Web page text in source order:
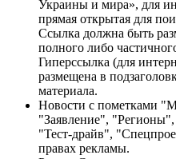
Украины и мира», для
прямая открытая для
Ссылка должна быть
полного либо
Гиперссылка (для
размещена в
материала.
Новости с пометками
"Заявление",
"Тест-драйв",
правах рекламы.